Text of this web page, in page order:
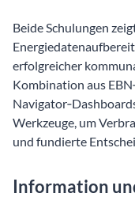
Beide Schulungen
erfolgreicher
Kombination aus
Werkzeuge, um
und fundierte
Information